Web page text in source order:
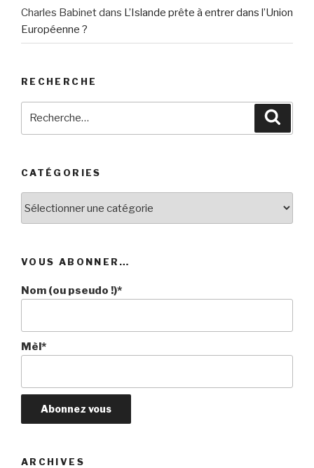
Charles Babinetdans L’Islande prête à entrer dans l’Union
Européenne ?
RECHERCHE
CATÉGORIES
VOUS ABONNER…
Nom (ou pseudo !)*
Mèl*
ARCHIVES